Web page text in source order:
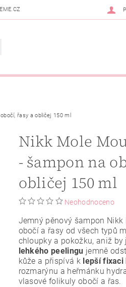
řasy a obličej 150 ml
Nikk Mole
- šampon na
obličej 150 ml
Neohodnoceno
Jemný pěnový šampon
obočí a řasy od všech typů
chloupky a pokožku, aniž
lehkého peelingu jemně
kůže a přispívá k lepší fixaci
rozmarýnu a heřmánku
vlasové folikuly obočí a řas.